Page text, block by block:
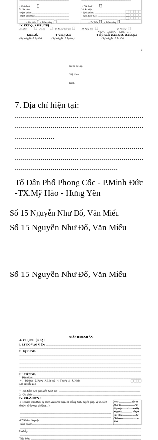
Nghề nghiệp
Việt Nam
Kinh
7. Địa chỉ hiện tại:
.................................................................
.................................................................
....................
.................................................................
.................................................................
....................................................
Tổ Dân Phố Phong Cốc - P.Minh Đức
-TX.Mỹ Hào - Hưng Yên
Số 15 Nguyễn Như Đổ, Văn Miếu
Số 15 Nguyễn Như Đổ, Văn Miếu
Số 15 Nguyễn Như Đổ, Văn Miếu